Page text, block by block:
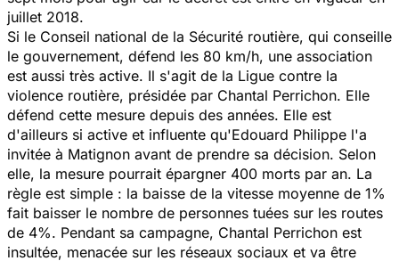
juillet 2018.
Si le Conseil national de la Sécurité routière, qui conseille
le gouvernement, défend les 80 km/h, une association
est aussi très active. Il s'agit de la Ligue contre la
violence routière, présidée par Chantal Perrichon. Elle
défend cette mesure depuis des années. Elle est
d'ailleurs si active et influente qu'Edouard Philippe l'a
invitée à Matignon avant de prendre sa décision. Selon
elle, la mesure pourrait épargner 400 morts par an. La
règle est simple : la baisse de la vitesse moyenne de 1%
fait baisser le nombre de personnes tuées sur les routes
de 4%. Pendant sa campagne, Chantal Perrichon est
insultée, menacée sur les réseaux sociaux et va être